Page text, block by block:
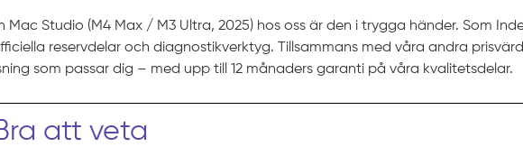
Mac Studio (M4 Max / M3 Ultra, 2025) hos oss är den i trygga händer. Som
reservdelar och diagnostikverktyg. Tillsammans med våra andra
som passar dig – med upp till 12 månaders garanti på våra kvalitetsdelar.
att veta